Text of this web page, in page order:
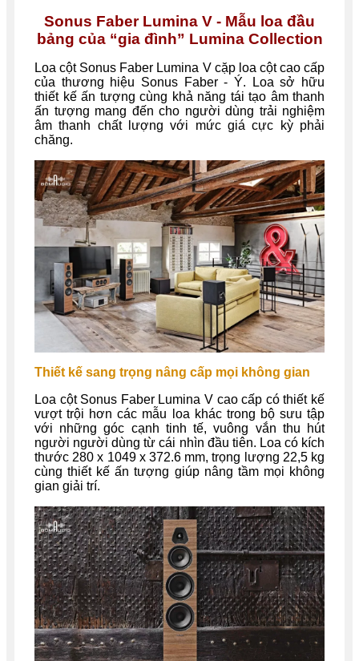
Sonus Faber Lumina V - Mẫu loa đầu
bảng của “gia đình” Lumina Collection
Loa cột Sonus Faber Lumina V cặp loa cột cao cấp
của thương hiệu Sonus Faber - Ý. Loa sở hữu
thiết kế ấn tượng cùng khả năng tái tạo âm thanh
ấn tượng mang đến cho người dùng trải nghiệm
âm thanh chất lượng với mức giá cực kỳ phải
chăng.
Thiết kế sang trọng nâng cấp mọi không gian
Loa cột Sonus Faber Lumina V cao cấp có thiết kế
vượt trội hơn các mẫu loa khác trong bộ sưu tập
với những góc cạnh tinh tế, vuông vắn thu hút
người người dùng từ cái nhìn đầu tiên. Loa có kích
thước 280 x 1049 x 372.6 mm, trọng lượng 22,5 kg
cùng thiết kế ấn tượng giúp nâng tầm mọi không
gian giải trí.